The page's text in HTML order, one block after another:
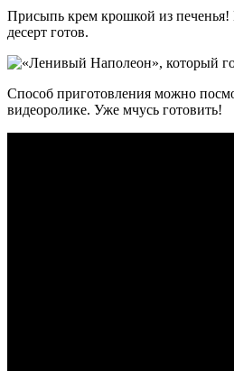
Присыпь крем крошкой из
десерт готов.
Способ приготовления можно
видеоролике. Уже мчусь готовить!